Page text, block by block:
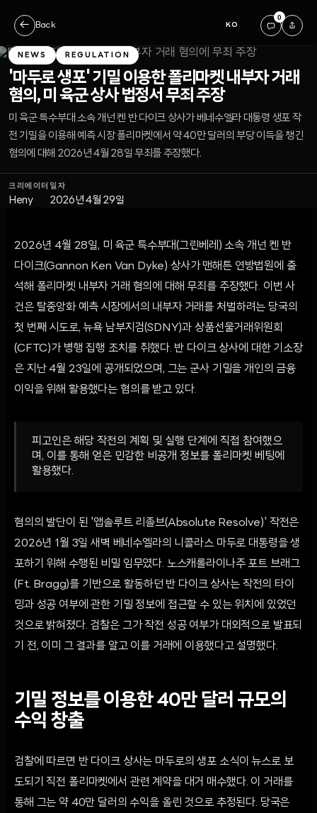
← Back KO
0
NEWS REGULATION
'마두로 생포' 기밀 이용한 폴리마켓 내부자 거래
혐의, 미 육군 상사 법정서 무죄 주장
미 육군 특수부대 소속 개넌 켄 반 다이크 상사가 베네수엘라 대통령 생포 작
전 기밀을 이용해 예측 시장 폴리마켓에서 약 40만 달러의 부당 이득을 챙긴
혐의에 대해 2026년 4월 28일 무죄를 주장했다.
크리에이터
Heny
일자
2026년 4월 29일
2026년 4월 28일, 미 육군 특수부대(그린베레) 소속 개넌 켄 반
다이크(Gannon Ken Van Dyke) 상사가 맨해튼 연방법원에 출
석해 폴리마켓 내부자 거래 혐의에 대해 무죄를 주장했다. 이번 사
건은 탈중앙화 예측 시장에서의 내부자 거래를 처벌하려는 당국의
첫 번째 시도로, 뉴욕 남부지검(SDNY)과 상품선물거래위원회
(CFTC)가 병행 집행 조치를 취했다. 반 다이크 상사에 대한 기소장
은 지난 4월 23일에 공개되었으며, 그는 군사 기밀을 개인의 금융
이익을 위해 활용했다는 혐의를 받고 있다.
피고인은 해당 작전의 계획 및 실행 단계에 직접 참여했으
며, 이를 통해 얻은 민감한 비공개 정보를 폴리마켓 베팅에
활용했다.
혐의의 발단이 된 '앱솔루트 리졸브(Absolute Resolve)' 작전은
2026년 1월 3일 새벽 베네수엘라의 니콜라스 마두로 대통령을 생
포하기 위해 수행된 비밀 임무였다. 노스캐롤라이나주 포트 브래그
(Ft. Bragg)를 기반으로 활동하던 반 다이크 상사는 작전의 타이
밍과 성공 여부에 관한 기밀 정보에 접근할 수 있는 위치에 있었던
것으로 밝혀졌다. 검찰은 그가 작전 성공 여부가 대외적으로 발표되
기 전, 이미 그 결과를 알고 이를 거래에 이용했다고 설명했다.
기밀 정보를 이용한 40만 달러 규모의
수익 창출
검찰에 따르면 반 다이크 상사는 마두로의 생포 소식이 뉴스로 보
도되기 직전 폴리마켓에서 관련 계약을 대거 매수했다. 이 거래를
통해 그는 약 40만 달러의 수익을 올린 것으로 추정된다. 당국은